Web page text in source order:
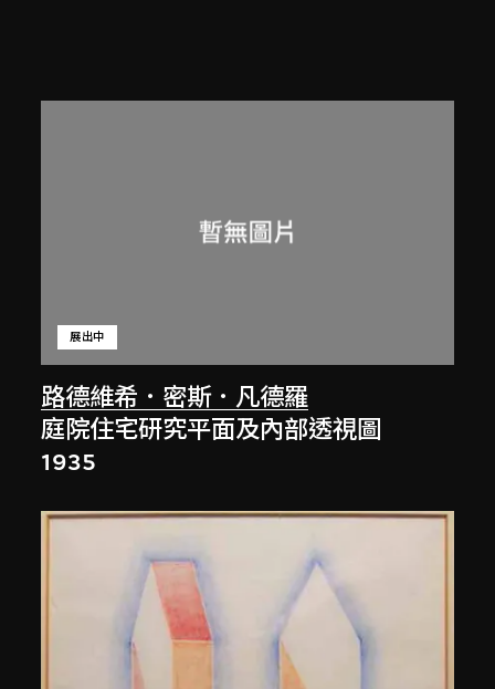
路德維希．密斯．凡德羅
展出中
庭院住宅研究平面及內部透視圖
1935